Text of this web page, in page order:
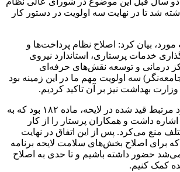
شد تا در نهایت سه اولویت در دستور کار
بیان کرد: اصلاح نظام پرداخت‌ها و
خدمات پرستاری، استاندارد نیروی
درمانی و توسعه نقش‌های حرفه‌ای
سه اولویت مهم ما در این زمینه بود
بهداشت نیز بر آن تاکید کردیم.
او تاکید کرد: تنها مورد مرتبط قید شده در لایحه، ماده ۱۸۲ بود که به
اشاره داشت و همکاران پرستار را از کار
منع می‌کرد. پس از این اتفاق در نهایت
برای اصلاح بخش‌های سلامت لایحه برنامه
حضور داشته باشیم و تا حدی به اصلاح
کمک کنیم.